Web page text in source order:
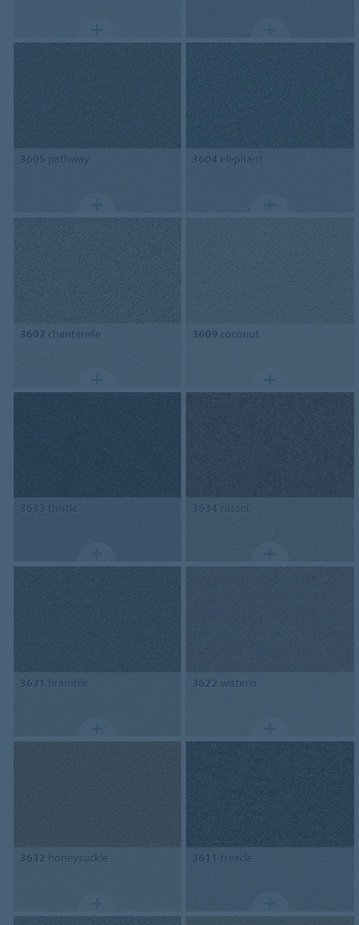
3605 pathway 3604 elephant
3602 chanterelle 3609 coconut
3633 thistle 3634 russet
3631 bramble 3622 wisteria
3632 honeysuckle 3611 treacle